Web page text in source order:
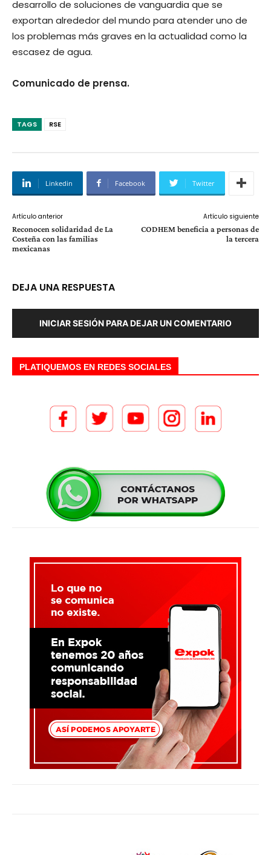
desarrollo de soluciones de vanguardia que se
exportan alrededor del mundo para atender uno de
los problemas más graves en la actualidad como la
escasez de agua.
Comunicado de prensa.
TAGS RSE
Linkedin Facebook Twitter
Artículo anterior
Reconocen solidaridad de La
Costeña con las familias
mexicanas
Artículo siguiente
CODHEM beneficia a personas de
la tercera
DEJA UNA RESPUESTA
INICIAR SESIÓN PARA DEJAR UN COMENTARIO
PLATIQUEMOS EN REDES SOCIALES